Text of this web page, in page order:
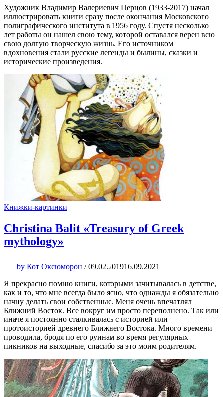
Художник Владимир Валериевич Перцов (1933-2017) начал
иллюстрировать книги сразу после окончания Московского
полиграфического института в 1956 году. Спустя несколько
лет работы он нашел свою тему, которой оставался верен всю
свою долгую творческую жизнь. Его источником
вдохновения стали русские легенды и былины, сказки и
исторические произведения.
Книжки-картинки
Christina Balit «Treasury of Greek
mythology»
by Кот Оксюморон / 09.02.201916.09.2021
Я прекрасно помню книги, которыми зачитывалась в детстве,
как и то, что мне всегда было ясно, что однажды я обязательно
начну делать свои собственные. Меня очень впечатлял
Ближний Восток. Все вокруг им просто переполнено. Так или
иначе я постоянно сталкивалась с историей или
протоисторией древнего Ближнего Востока. Много времени
проводила, бродя по его руинам во время регулярных
пикников на выходные, спасибо за это моим родителям.